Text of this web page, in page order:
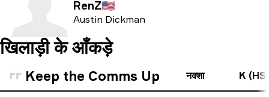
RenZ🇺🇸
Austin Dickman
खिलाड़ी के आँकड़े
Keep the Comms Up नक्शा K (HS)